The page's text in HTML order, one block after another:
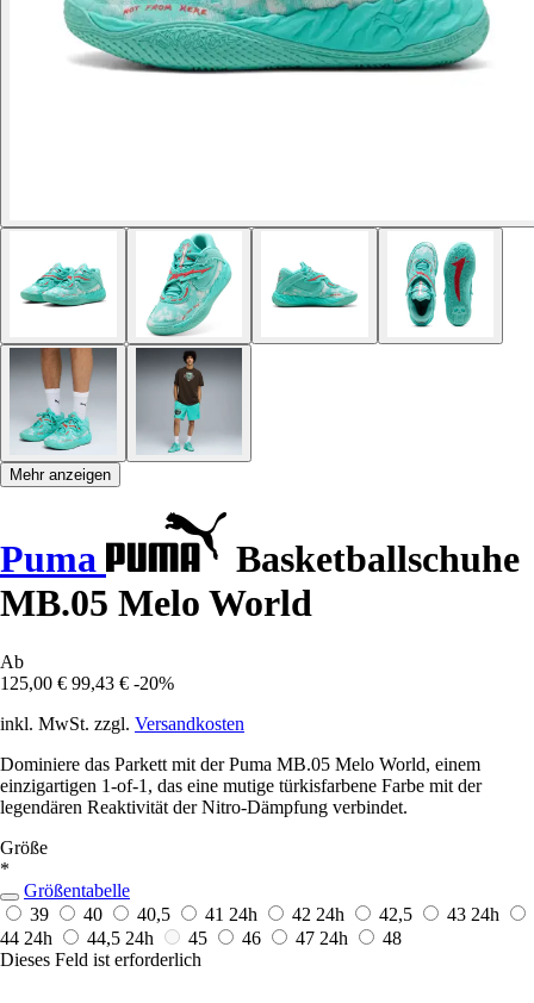
Mehr anzeigen
Puma
Basketballschuhe
MB.05 Melo World
Ab
125,00 € 99,43 € -20%
inkl. MwSt. zzgl. Versandkosten
Dominiere das Parkett mit der Puma MB.05 Melo World, einem
einzigartigen 1-of-1, das eine mutige türkisfarbene Farbe mit der
legendären Reaktivität der Nitro-Dämpfung verbindet.
Größe
*
Größentabelle
39
40 40,5 41 24h 42 24h 42,5 43 24h
44 24h 44,5 24h 45 46 47 24h
48
Dieses Feld ist erforderlich